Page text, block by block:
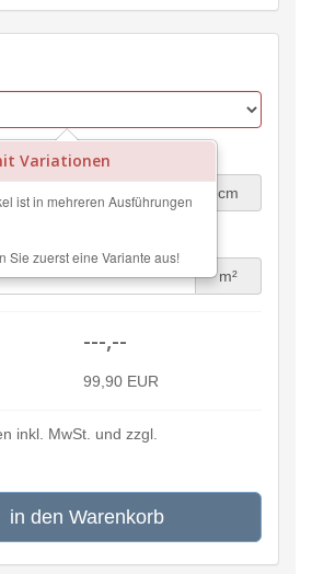
Variationen
ist in mehreren Ausführungen
Sie zuerst eine Variante aus!
cm
m²
---,--
99,90 EUR
inkl. MwSt. und zzgl.
in den Warenkorb